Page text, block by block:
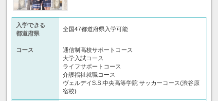
入学できる
都道府県
全国47都道府県入学可能
コース
通信制高校サポートコース
大学入試コース
ライフサポートコース
介護福祉就職コース
ヴェルデイS.S.中央高等学院 サッカーコース(渋谷原
宿校)